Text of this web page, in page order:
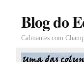
Blog do
Calmantes com